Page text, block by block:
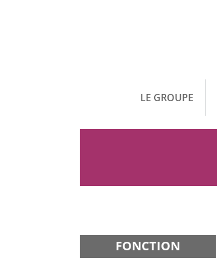
LE GROUPE
FONCTION